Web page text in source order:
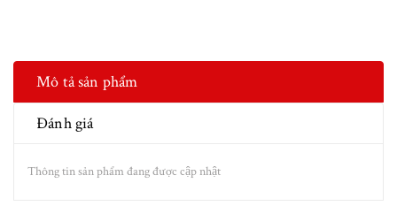
Mô tả sản phẩm
Đánh giá
Thông tin sản phẩm đang được cập nhật